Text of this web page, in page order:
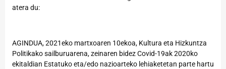
atera du:
AGINDUA, 2021eko martxoaren 10ekoa, Kultura eta Hizkuntza
Politikako sailburuarena, zeinaren bidez Covid-19ak 2020ko
ekitaldian Estatuko eta/edo nazioarteko lehiaketetan parte hartu